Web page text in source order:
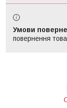
повернення